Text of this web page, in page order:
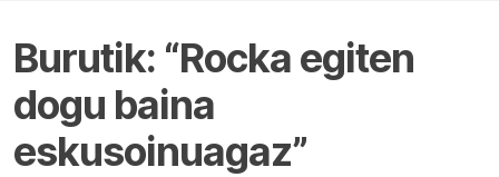
Burutik: “Rocka egiten
dogu baina
eskusoinuagaz”